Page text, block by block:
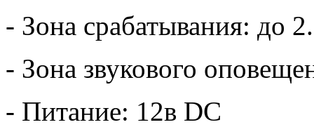
- Зона срабатывания: до
- Зона звукового
- Питание: 12в DC